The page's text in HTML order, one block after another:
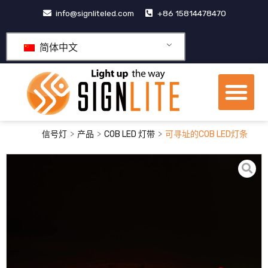
内
info@signliteled.com +86 15814478470
简体中文
菜
单
信号灯 > 产品 > COB LED 灯带 > 可寻址的COB LED灯条